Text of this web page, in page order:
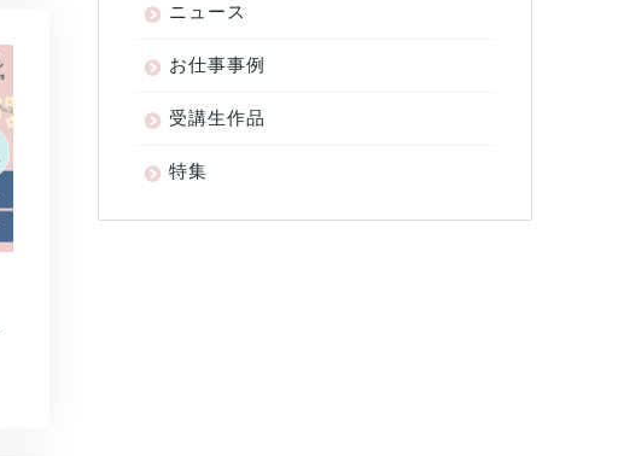
ニュース
お仕事事例
受講生作品
特集